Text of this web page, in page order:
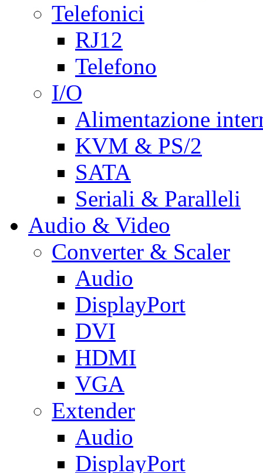
Telefonici
RJ12
Telefono
I/O
Alimentazione
KVM & PS/2
SATA
Seriali & Paralleli
Audio & Video
Converter & Scaler
Audio
DisplayPort
DVI
HDMI
VGA
Extender
Audio
DisplayPort